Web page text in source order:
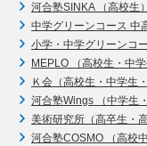
河合塾SINKA （高校生）
中学グリーンコース 中
小学・中学グリーンコ
MEPLO （高校生・中学
Ｋ会（高校生・中学生
河合塾Wings （中学生
美術研究所（高卒生・
河合塾COSMO （高校